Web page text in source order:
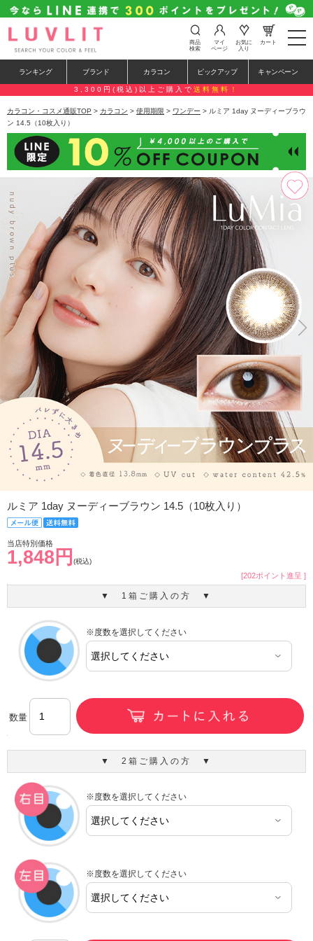
t
o
e
n
a
a
i
o
n
商品
検索
マイ
ページ
お気に
入り
カート
ランキング ブランド カラコン ピックアップ キャンペーン
3,300円(税込)以上ご購入で 送料無料！
カラコン・コスメ通販TOP > カラコン > 使用期限 > ワンデー > ルミア 1day ヌーディーブラウ
ン 14.5（10枚入り）
ルミア 1day ヌーディーブラウン 14.5（10枚入り）
当店特別価格
1,848円 (税込)
[202ポイント進呈 ]
▼ 1箱ご購入の方 ▼
※度数を選択してください
数量
▼ 2箱ご購入の方 ▼
※度数を選択してください
※度数を選択してください